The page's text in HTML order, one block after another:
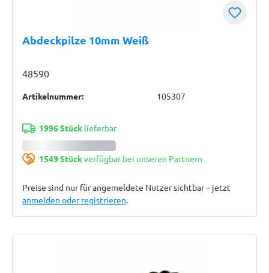
Abdeckpilze 10mm Weiß
48590
Artikelnummer: 105307
1996 Stücklieferbar
1549 Stückverfügbar bei unseren Partnern
Preise sind nur für angemeldete Nutzer sichtbar – jetzt
anmelden oder registrieren.